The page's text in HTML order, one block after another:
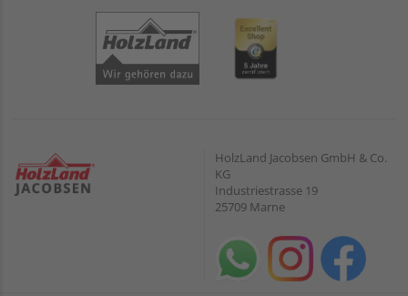
HolzLand Jacobsen GmbH & Co.
KG
Industriestrasse 19
25709 Marne